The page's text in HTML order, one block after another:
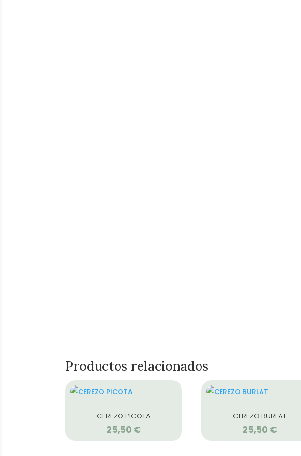
Productos relacionados
CEREZO PICOTA
25,50 €
CEREZO BURLAT
25,50 €